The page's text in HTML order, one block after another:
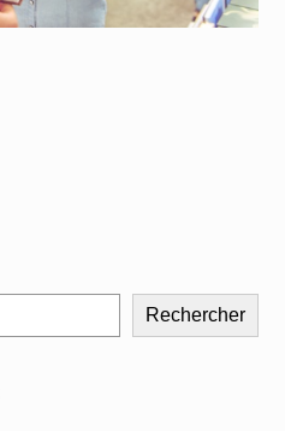
Rechercher